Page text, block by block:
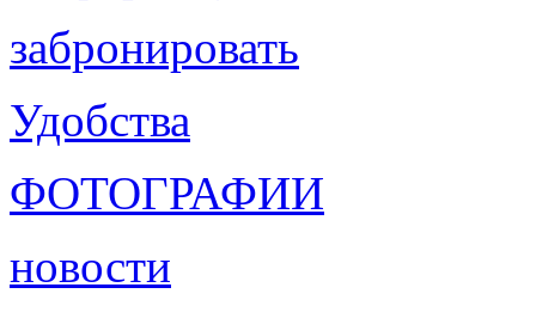
забронировать
Удобства
ФОТОГРАФИИ
новости